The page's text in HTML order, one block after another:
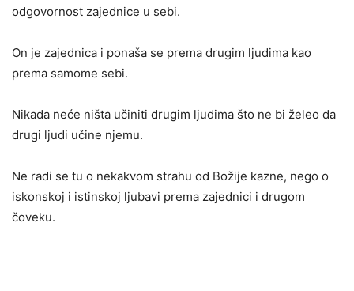
odgovornost zajednice u sebi.
On je zajednica i ponaša se prema drugim ljudima kao
prema samome sebi.
Nikada neće ništa učiniti drugim ljudima što ne bi želeo da
drugi ljudi učine njemu.
Ne radi se tu o nekakvom strahu od Božije kazne, nego o
iskonskoj i istinskoj ljubavi prema zajednici i drugom
čoveku.